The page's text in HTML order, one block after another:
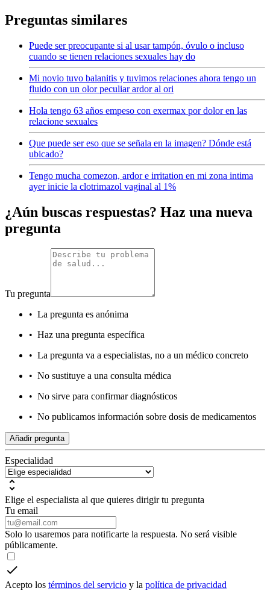
Preguntas similares
Puede ser preocupante si al usar tampón, óvulo o incluso
cuando se tienen relaciones sexuales hay do
Mi novio tuvo balanitis y tuvimos relaciones ahora tengo un
fluido con un olor peculiar ardor al ori
Hola tengo 63 años empeso con exermax por dolor en las
relacione sexuales
Que puede ser eso que se señala en la imagen? Dónde está
ubicado?
Tengo mucha comezon, ardor e irritation en mi zona intima
ayer inicie la clotrimazol vaginal al 1%
¿Aún buscas respuestas? Haz una nueva
pregunta
Tu pregunta
• La pregunta es anónima
• Haz una pregunta específica
• La pregunta va a especialistas, no a un médico concreto
• No sustituye a una consulta médica
• No sirve para confirmar diagnósticos
• No publicamos información sobre dosis de medicamentos
Añadir pregunta
Especialidad
Elige el especialista al que quieres dirigir tu pregunta
Tu email
Solo lo usaremos para notificarte la respuesta. No será visible
públicamente.
Acepto los términos del servicio y la política de privacidad